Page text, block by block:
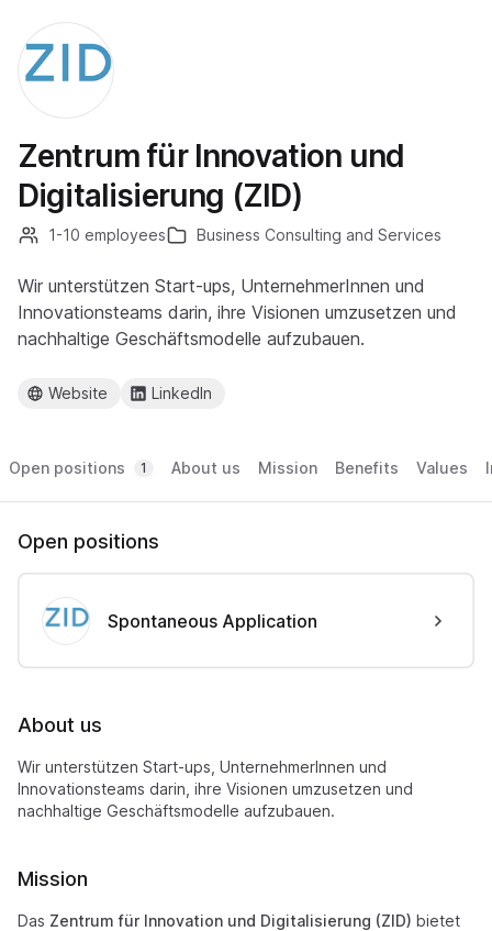
Zentrum für Innovation und
Digitalisierung (ZID)
1-10 employees Business Consulting and Services
Wir unterstützen Start-ups, UnternehmerInnen und
Innovationsteams darin, ihre Visionen umzusetzen und
nachhaltige Geschäftsmodelle aufzubauen.
Website LinkedIn
Open positions 1 About us Mission Benefits Values
Open positions
Spontaneous Application
About us
Wir unterstützen Start-ups, UnternehmerInnen und
Innovationsteams darin, ihre Visionen umzusetzen und
nachhaltige Geschäftsmodelle aufzubauen.
Mission
Das Zentrum für Innovation und Digitalisierung (ZID) bietet